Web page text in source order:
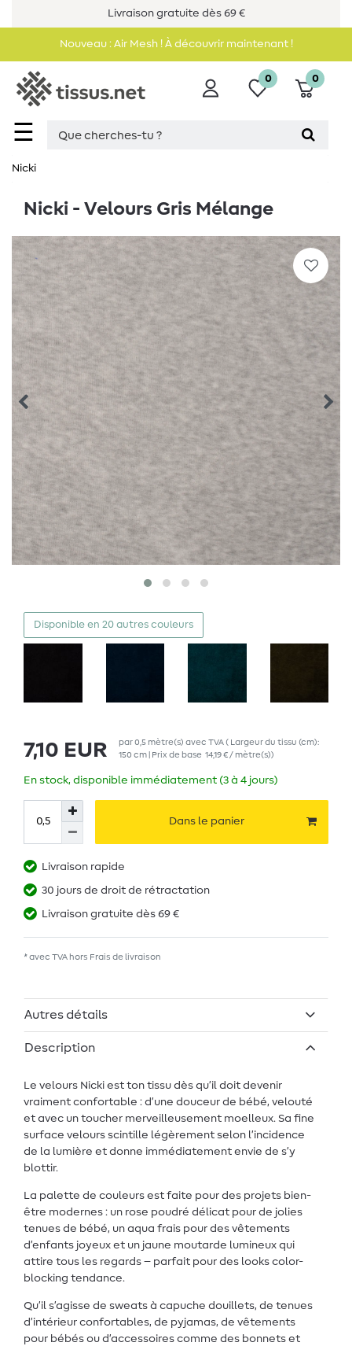
Livraison gratuite dès 69 €
Nouveau : Air Mesh ! À découvrir maintenant !
☰
0 0
Nicki
Nicki - Velours Gris Mélange
Disponible en 20 autres couleurs
7,10 EUR par0,5 mètre(s) avec TVA( Largeur du tissu (cm):
150 cm | Prix de base 14,19 € / mètre(s))
En stock, disponible immédiatement (3 à 4 jours)
Dans le panier
Livraison rapide
30 jours de droit de rétractation
Livraison gratuite dès 69 €
* avec TVA hors Frais de livraison
Autres détails
Description
Le velours Nicki est ton tissu dès qu’il doit devenir
vraiment confortable : d’une douceur de bébé, velouté
et avec un toucher merveilleusement moelleux. Sa fine
surface velours scintille légèrement selon l’incidence
de la lumière et donne immédiatement envie de s’y
blottir.
La palette de couleurs est faite pour des projets bien-
être modernes : un rose poudré délicat pour de jolies
tenues de bébé, un aqua frais pour des vêtements
d’enfants joyeux et un jaune moutarde lumineux qui
attire tous les regards – parfait pour des looks color-
blocking tendance.
Qu’il s’agisse de sweats à capuche douillets, de tenues
d’intérieur confortables, de pyjamas, de vêtements
pour bébés ou d’accessoires comme des bonnets et